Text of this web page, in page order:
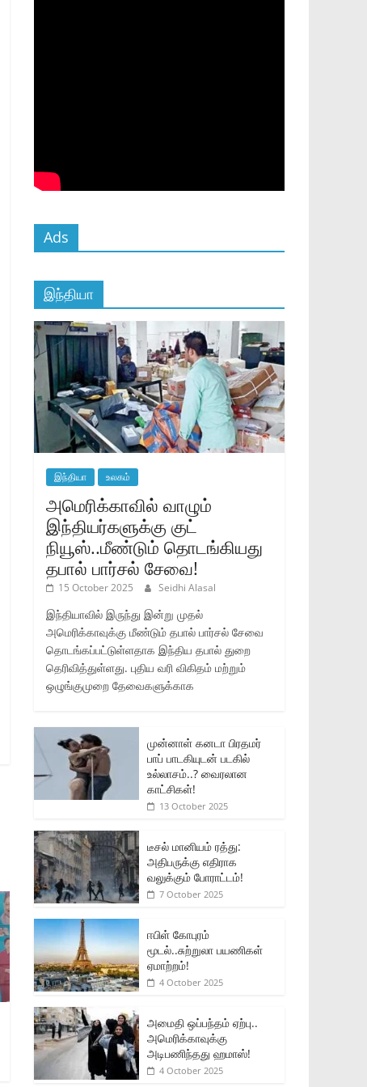
Ads
இந்தியா
இந்தியா உலகம்
அமெரிக்காவில் வாழும்
இந்தியர்களுக்கு குட்
நியூஸ்..மீண்டும் தொடங்கியது
தபால் பார்சல் சேவை!
15 October 2025 Seidhi Alasal
இந்தியாவில் இருந்து இன்று முதல்
அமெரிக்காவுக்கு மீண்டும் தபால் பார்சல் சேவை
தொடங்கப்பட்டுள்ளதாக இந்திய தபால் துறை
தெரிவித்துள்ளது. புதிய வரி விகிதம் மற்றும்
ஒழுங்குமுறை தேவைகளுக்காக
முன்னாள் கனடா பிரதமர்
பாப் பாடகியுடன் படகில்
உல்லாசம்..? வைரலான
காட்சிகள்!
13 October 2025
டீசல் மானியம் ரத்து:
அதிபருக்கு எதிராக
வலுக்கும் போராட்டம்!
7 October 2025
ஈபிள் கோபுரம்
மூடல்..சுற்றுலா பயணிகள்
ஏமாற்றம்!
4 October 2025
அமைதி ஒப்பந்தம் ஏற்பு..
அமெரிக்காவுக்கு
அடிபணிந்தது ஹமாஸ்!
4 October 2025